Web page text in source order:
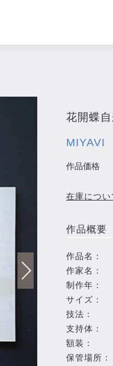
花開蝶
MIYAVI
作品価格
在庫につい
作品概要
作品名：
作家名：
制作年：
サイズ：
技法：
支持体：
額装：
保管場所：